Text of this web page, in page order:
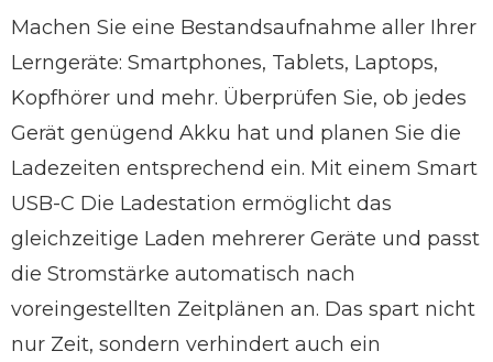
Machen Sie eine Bestandsaufnahme aller Ihrer
Lerngeräte: Smartphones, Tablets, Laptops,
Kopfhörer und mehr. Überprüfen Sie, ob jedes
Gerät genügend Akku hat und planen Sie die
Ladezeiten entsprechend ein. Mit einem Smart
USB-C Die Ladestation ermöglicht das
gleichzeitige Laden mehrerer Geräte und passt
die Stromstärke automatisch nach
voreingestellten Zeitplänen an. Das spart nicht
nur Zeit, sondern verhindert auch ein